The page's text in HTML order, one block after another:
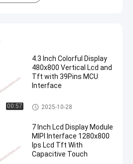
00:57
4.3 Inch Colorful Display
480x800 Vertical Lcd and
Tft with 39Pins MCU
Interface
Affichage LCD TFT
2025-10-28
7 Inch Lcd Display Module
MIPI Interface 1280x800
Ips Lcd Tft With
Capacitive Touch